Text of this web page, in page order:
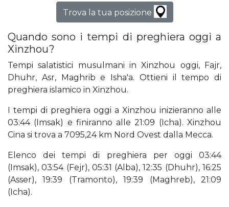
Trova la tua posizione
Quando sono i tempi di preghiera oggi a
Xinzhou?
Tempi salatistici musulmani in Xinzhou oggi, Fajr,
Dhuhr, Asr, Maghrib e Isha'a. Ottieni il tempo di
preghiera islamico in Xinzhou.
I tempi di preghiera oggi a Xinzhou inizieranno alle
03:44 (Imsak) e finiranno alle 21:09 (Icha). Xinzhou
Cina si trova a 7095,24 km Nord Ovest dalla Mecca.
Elenco dei tempi di preghiera per oggi 03:44
(Imsak), 03:54 (Fejr), 05:31 (Alba), 12:35 (Dhuhr), 16:25
(Asser), 19:39 (Tramonto), 19:39 (Maghreb), 21:09
(Icha).